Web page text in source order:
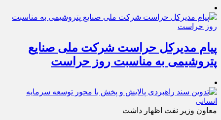
پیام مدیرکل حراست شرکت ملی صنایع
پتروشیمی به مناسبت روز حراست
معاون وزیر نفت اظهار داشت